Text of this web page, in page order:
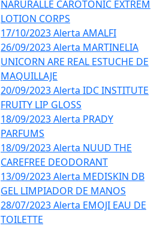
NARURALLE CAROTONIC EXTRÊM
LOTION CORPS
17/10/2023 Alerta AMALFI
26/09/2023 Alerta MARTINELIA
UNICORN ARE REAL ESTUCHE DE
MAQUILLAJE
20/09/2023 Alerta IDC INSTITUTE
FRUITY LIP GLOSS
18/09/2023 Alerta PRADY
PARFUMS
18/09/2023 Alerta NUUD THE
CAREFREE DEODORANT
13/09/2023 Alerta MEDISKIN DB
GEL LIMPIADOR DE MANOS
28/07/2023 Alerta EMOJI EAU DE
TOILETTE